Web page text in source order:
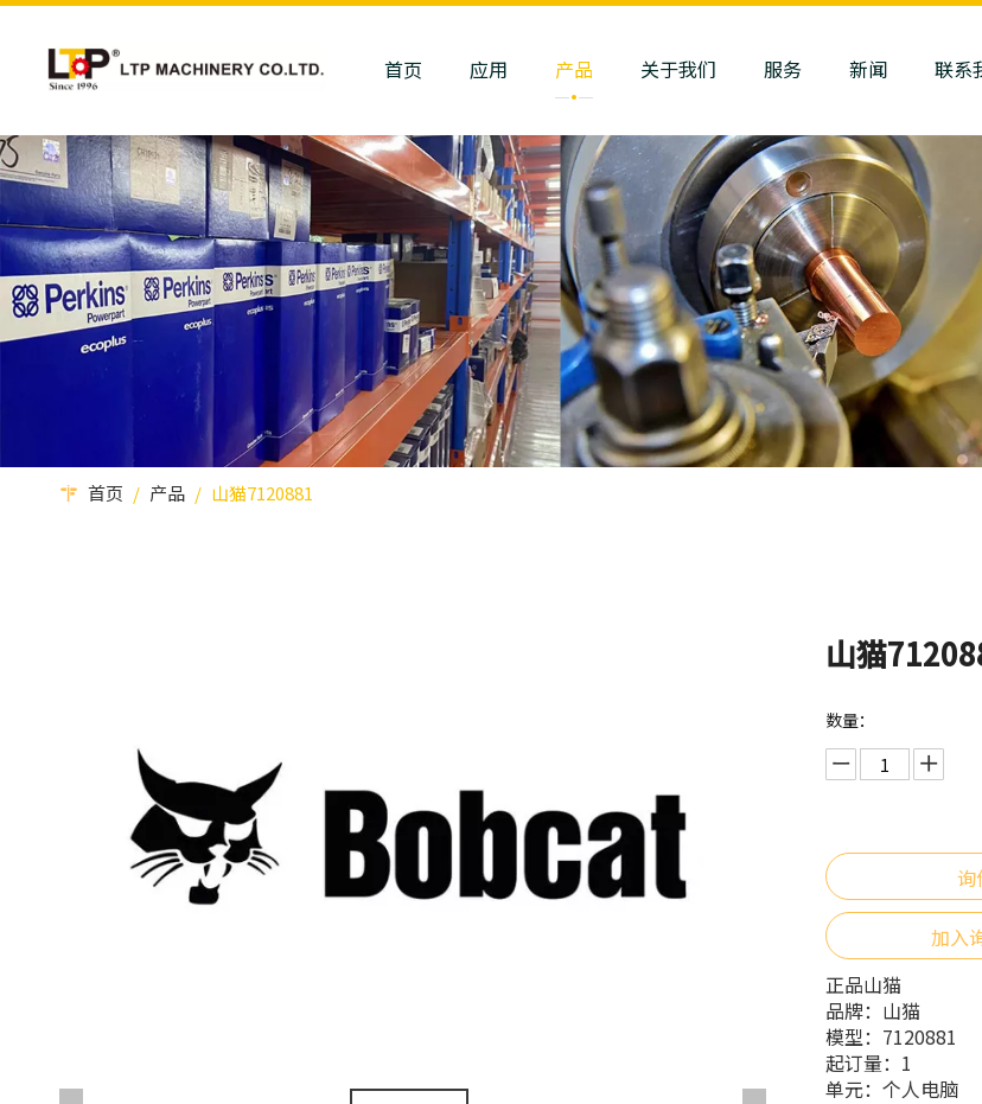
首页 应用 产品 关于我们 服务 新闻 联系
首页 / 产品 / 山猫7120881
山猫
数量：
询
加入
正品山猫
品牌： 山猫
模型： 7120881
起订量： 1
单元：个人电脑